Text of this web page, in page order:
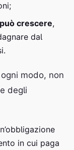
crescere,
dal
modo, non
degli
in cui paga